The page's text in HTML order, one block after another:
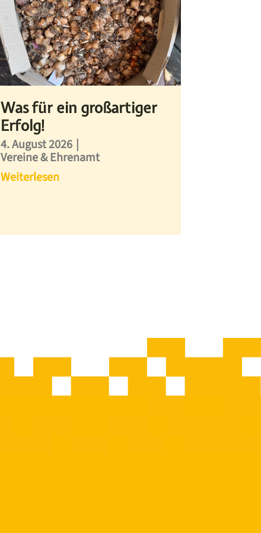
Was für ein großartiger
Erfolg!
4. August 2026 |
Vereine & Ehrenamt
Weiterlesen